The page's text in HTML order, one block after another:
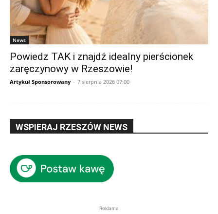
News
Powiedz TAK i znajdź idealny pierścionek
zaręczynowy w Rzeszowie!
Artykuł Sponsorowany - 7 sierpnia 2026 07:00
WSPIERAJ RZESZÓW NEWS
Reklama